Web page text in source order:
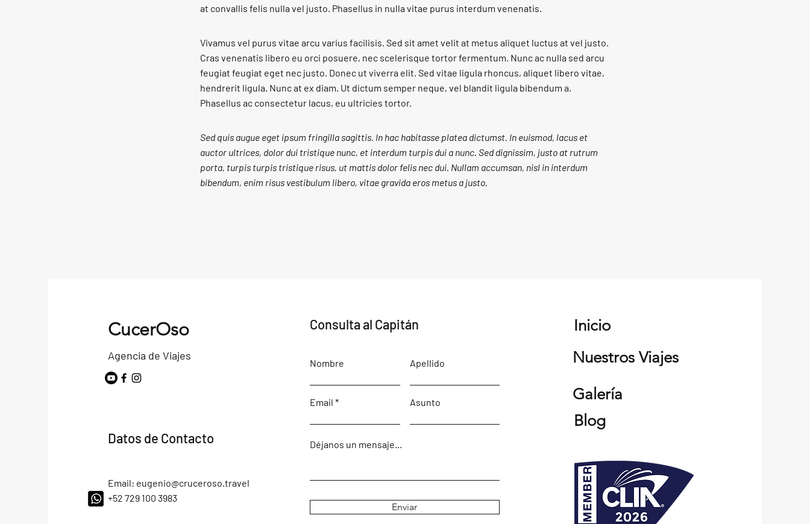
at convallis felis nulla vel justo. Phasellus in nulla vitae purus interdum venenatis.
Vivamus vel purus vitae arcu varius facilisis. Sed sit amet velit at metus aliquet luctus at vel justo.
Cras venenatis libero eu orci posuere, nec scelerisque tortor fermentum. Nunc ac nulla sed arcu
feugiat feugiat eget nec justo. Donec ut viverra elit. Sed vitae ligula rhoncus, aliquet libero vitae,
hendrerit ligula. Nunc at ex diam. Ut dictum semper neque, vel blandit ligula bibendum a.
Phasellus ac consectetur lacus, eu ultricies tortor.
Sed quis augue eget ipsum fringilla sagittis. In hac habitasse platea dictumst. In euismod, lacus et
auctor ultrices, dolor dui tristique nunc, et interdum turpis dui a nunc. Sed dignissim, justo at rutrum
porta, turpis turpis tristique risus, ut mattis dolor felis nec dui. Nullam accumsan, nisl in interdum
bibendum, enim risus vestibulum libero, vitae gravida eros metus a justo.
CucerOso
Agencia de Viajes
Datos de Contacto
Email: eugenio@cruceroso.travel
+52 729 100 3983
Consulta al Capitán
Nombre Apellido
Email Asunto
Déjanos un mensaje...
Enviar
Inicio
Nuestros Viajes
Galería
Blog